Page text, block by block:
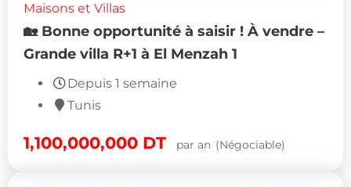
Maisons et Villas
🏡 Bonne opportunité à saisir ! À vendre –
Grande villa R+1 à El Menzah 1
Depuis 1 semaine
Tunis
1,100,000,000 DT par an (Négociable)